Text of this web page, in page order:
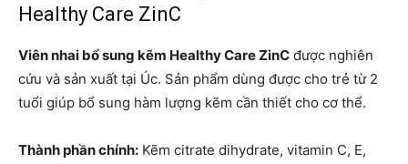
Healthy Care ZinC
Viên nhai bổ sung kẽm Healthy Care ZinC được nghiên
cứu và sản xuất tại Úc. Sản phẩm dùng được cho trẻ từ 2
tuổi giúp bổ sung hàm lượng kẽm cần thiết cho cơ thể.
Thành phần chính: Kẽm citrate dihydrate, vitamin C, E,